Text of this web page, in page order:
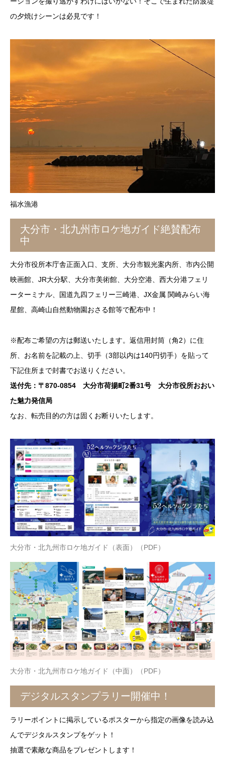
の夕焼けシーンは必見です！
福水漁港
大分市・北九州市ロケ地ガイド絶賛配布
中
大分市役所本庁舎正面入口、支所、大分市観光案内所、市内公開
映画館、JR大分駅、大分市美術館、大分空港、西大分港フェリ
ーターミナル、国道九四フェリー三崎港、JX金属 関崎みらい海
星館、高崎山自然動物園おさる館等で配布中！
※配布ご希望の方は郵送いたします。返信用封筒（角2）に住
所、お名前を記載の上、切手（3部以内は140円切手）を貼って
下記住所まで封書でお送りください。
送付先：〒870-0854 大分市荷揚町2番31号 大分市役所おおい
た魅力発信局
なお、転売目的の方は固くお断りいたします。
大分市・北九州市ロケ地ガイド（表面）（PDF）
大分市・北九州市ロケ地ガイド（中面）（PDF）
デジタルスタンプラリー開催中！
ラリーポイントに掲示しているポスターから指定の画像を読み込
んでデジタルスタンプをゲット！
抽選で素敵な商品をプレゼントします！